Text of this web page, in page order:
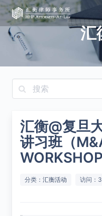
汇
汇衡@复旦
讲习班（
分类： 汇衡活动 访问：